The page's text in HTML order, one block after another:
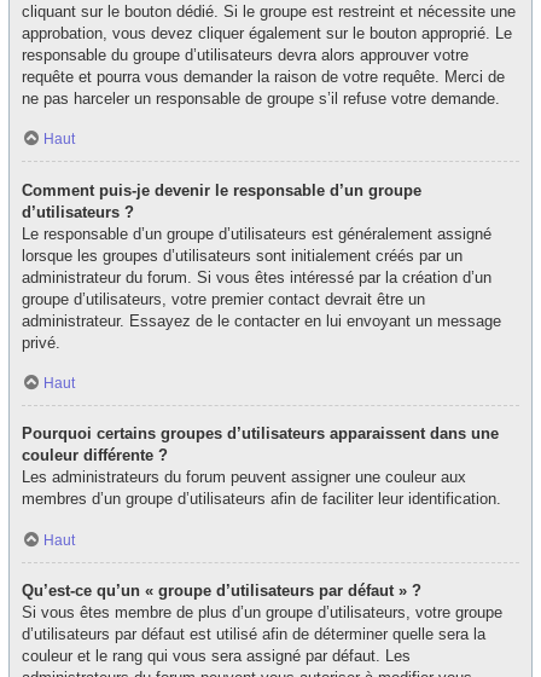
cliquant sur le bouton dédié. Si le groupe est restreint et nécessite une
approbation, vous devez cliquer également sur le bouton approprié. Le
responsable du groupe d’utilisateurs devra alors approuver votre
requête et pourra vous demander la raison de votre requête. Merci de
ne pas harceler un responsable de groupe s’il refuse votre demande.
Haut
Comment puis-je devenir le responsable d’un groupe
d’utilisateurs ?
Le responsable d’un groupe d’utilisateurs est généralement assigné
lorsque les groupes d’utilisateurs sont initialement créés par un
administrateur du forum. Si vous êtes intéressé par la création d’un
groupe d’utilisateurs, votre premier contact devrait être un
administrateur. Essayez de le contacter en lui envoyant un message
privé.
Haut
Pourquoi certains groupes d’utilisateurs apparaissent dans une
couleur différente ?
Les administrateurs du forum peuvent assigner une couleur aux
membres d’un groupe d’utilisateurs afin de faciliter leur identification.
Haut
Qu’est-ce qu’un « groupe d’utilisateurs par défaut » ?
Si vous êtes membre de plus d’un groupe d’utilisateurs, votre groupe
d’utilisateurs par défaut est utilisé afin de déterminer quelle sera la
couleur et le rang qui vous sera assigné par défaut. Les